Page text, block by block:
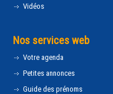
Vidéos
Nos services web
Votre agenda
Petites annonces
Guide des prénoms